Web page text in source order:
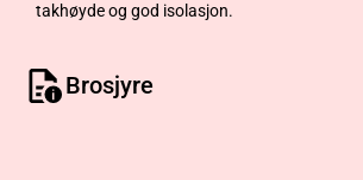
Brosjyre
takhøyde og god isolasjon.